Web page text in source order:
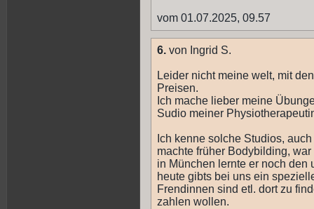
vom 01.07.2025, 09.57
6. von Ingrid S.
Leider nicht meine welt, mit
Preisen.
Ich mache lieber meine
Sudio meiner
Ich kenne solche Studios,
machte früher Bodybilding,
in München lernte er noch den
heute gibts bei uns ein
Frendinnen sind etl. dort zu
zahlen wollen.